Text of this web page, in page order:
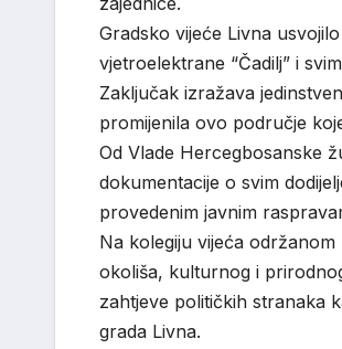
Gradsko vijeće Livna
vjetroelektrane “Čadilj” i
Zaključak izražava
promijenila ovo područje
Od Vlade Hercegbosanske
dokumentacije o svim
provedenim javnim
Na kolegiju vijeća
okoliša, kulturnog i
zahtjeve političkih stranaka
grada Livna.